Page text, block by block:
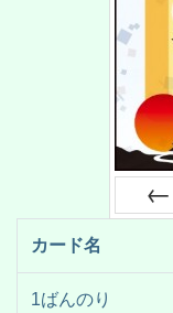
カード名
1ばんのり